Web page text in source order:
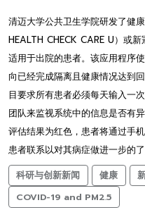
清迈大学公共卫生学院研发了健
HEALTH CHECK CARE U）或
适用于出院的患者。该应用程序
向已经完成隔离且健康情况达到
目要求所有患者必须每天输入一
团队来监视系统中的信息是否有
评估结果为红色，患者将通过手
患者联系以对其病症做进一步的了
科研与创新新闻
健康
COVID-19 and PM2.5